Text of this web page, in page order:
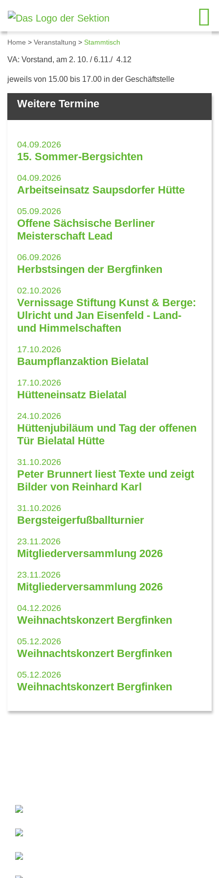
Home > Veranstaltung > Stammtisch
Details zum Kalendereintrag
VA: Vorstand, am 2. 10. / 6.11./ 4.12
jeweils von 15.00 bis 17.00 in der Geschäftstelle
Weitere Termine
04.09.2026
15. Sommer-Bergsichten
04.09.2026
Arbeitseinsatz Saupsdorfer Hütte
05.09.2026
Offene Sächsische Berliner
Meisterschaft Lead
06.09.2026
Herbstsingen der Bergfinken
02.10.2026
Vernissage Stiftung Kunst & Berge:
Ulricht und Jan Eisenfeld - Land-
und Himmelschaften
17.10.2026
Baumpflanzaktion Bielatal
17.10.2026
Hütteneinsatz Bielatal
24.10.2026
Hüttenjubiläum und Tag der offenen
Tür Bielatal Hütte
31.10.2026
Peter Brunnert liest Texte und zeigt
Bilder von Reinhard Karl
31.10.2026
Bergsteigerfußballturnier
23.11.2026
Mitgliederversammlung 2026
23.11.2026
Mitgliederversammlung 2026
04.12.2026
Weihnachtskonzert Bergfinken
05.12.2026
Weihnachtskonzert Bergfinken
05.12.2026
Weihnachtskonzert Bergfinken